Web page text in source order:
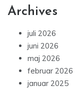
Archives
juli 2026
juni 2026
maj 2026
februar 2026
januar 2025